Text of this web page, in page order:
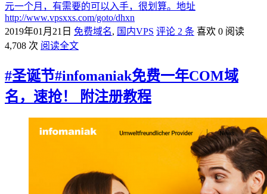
元一个月，有需要的可以入手，很划算。地址
http://www.vpsxxs.com/goto/dhxn
2019年01月21日 免费域名, 国内VPS 评论 2 条 喜欢 0 阅读
4,708 次 阅读全文
#圣诞节#infomaniak免费一年COM域
名，速抢！ 附注册教程